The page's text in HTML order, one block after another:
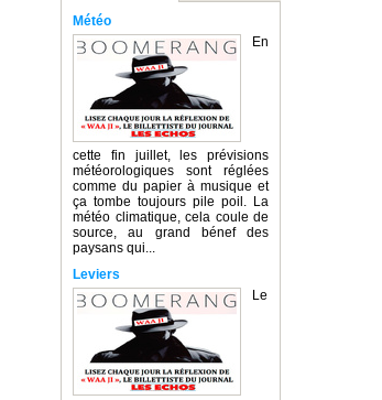
Météo
En
cette fin juillet, les prévisions
météorologiques sont réglées
comme du papier à musique et
ça tombe toujours pile poil. La
météo climatique, cela coule de
source, au grand bénef des
paysans qui...
Leviers
Le